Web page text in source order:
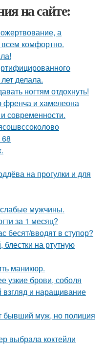
на сайте:
а
всем комфортно.
делала.
ногтям отдохнуть!
френча и хамелеона
современности.
на прогулки и для
мужчины.
за 1 месяц?
бесят/вводят в ступор?
блестки на ртутную
маникюр.
узкие брови, соболя
взгляд и наращивание
бывший муж, но полиция
выбрала коктейли